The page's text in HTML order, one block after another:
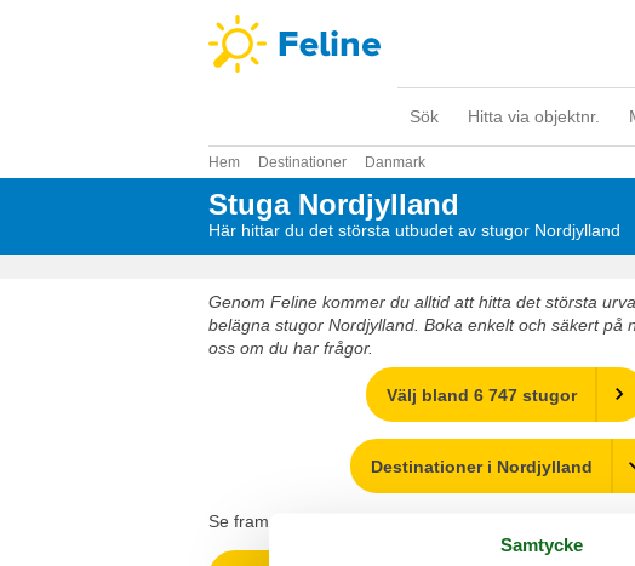
Sök Hitta via objektnr.
Hem Destinationer Danmark
Stuga Nordjylland
Här hittar du det största utbudet av stugor Nordjylland
Genom Feline kommer du alltid att hitta det största
belägna stugor Nordjylland. Boka enkelt och säkert på
oss om du har frågor.
Välj bland 6 747 stugor
Destinationer i Nordjylland
Se fram emot en underbar semester med gott om tid
Samtycke